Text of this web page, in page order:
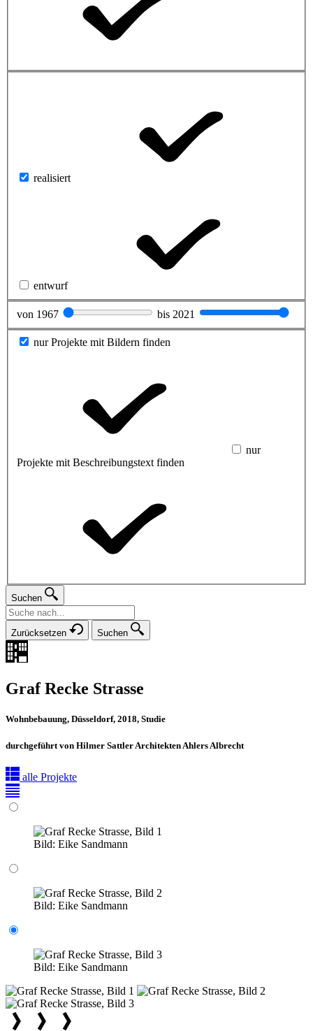
realisiert
entwurf
von 1967 bis 2021
nur Projekte mit Bildern finden
nur
Projekte mit Beschreibungstext finden
Suchen
Zurücksetzen Suchen
Graf Recke Strasse
Wohnbebauung, Düsseldorf, 2018, Studie
durchgeführt von Hilmer Sattler Architekten Ahlers Albrecht
alle Projekte
Bild: Eike Sandmann
Bild: Eike Sandmann
Bild: Eike Sandmann